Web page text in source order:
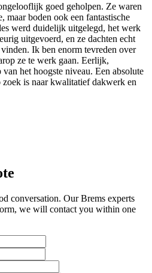
goed geholpen. Ze waren
maar boden ook een fantastische
werd duidelijk uitgelegd, het werk
uitgevoerd, en ze dachten echt
Ik ben enorm tevreden over
ze te werk gaan. Eerlijk,
het hoogste niveau. Een absolute
zoek is naar kwalitatief dakwerk en
conversation. Our Brems experts
we will contact you within one